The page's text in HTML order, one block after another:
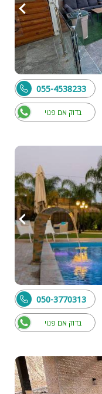
בדוק אם פנוי
055-4538233
בדוק אם פנוי
050-3770313